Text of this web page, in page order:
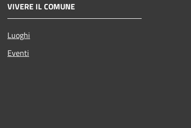
VIVERE IL COMUNE
Luoghi
Eventi